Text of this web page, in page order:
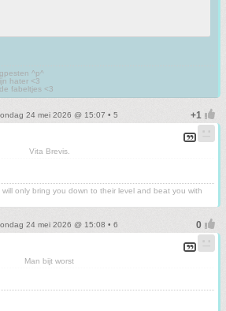
^p^
hater <3
fabeltjes <3
24 mei 2026 @ 15:07 • 5
Vita Brevis.
only bring you down to their level and beat you with
24 mei 2026 @ 15:08 • 6
Man bijt worst